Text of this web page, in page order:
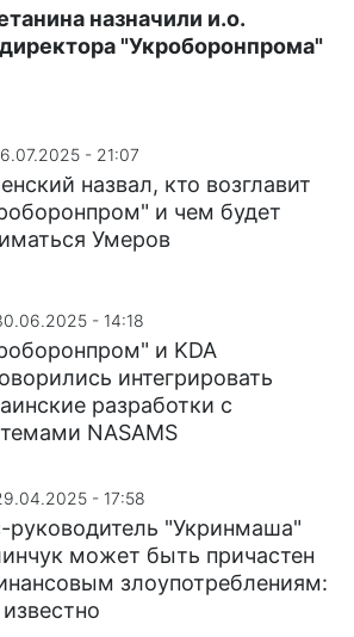
назначили и.о.
"Укроборонпрома"
- 21:07
назвал, кто возглавит
и чем будет
Умеров
- 14:18
и KDA
интегрировать
разработки с
NASAMS
- 17:58
руководитель "Укринмаша"
может быть причастен
злоупотреблениям:
известно